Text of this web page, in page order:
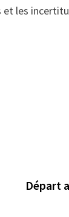
les
Départ